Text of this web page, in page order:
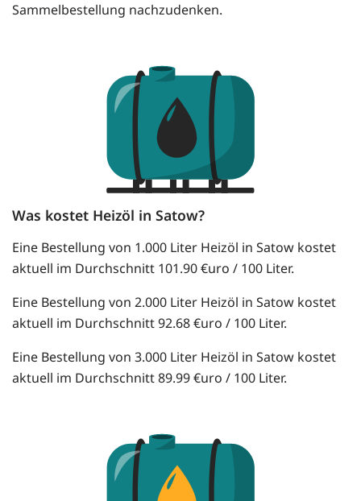
Sammelbestellung nachzudenken.
Was kostet Heizöl in Satow?
Eine Bestellung von 1.000 Liter Heizöl in Satow kostet
aktuell im Durchschnitt 101.90 €uro / 100 Liter.
Eine Bestellung von 2.000 Liter Heizöl in Satow kostet
aktuell im Durchschnitt 92.68 €uro / 100 Liter.
Eine Bestellung von 3.000 Liter Heizöl in Satow kostet
aktuell im Durchschnitt 89.99 €uro / 100 Liter.